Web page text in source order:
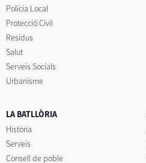
Policia Local
Protecció Civil
Residus
Salut
Serveis Socials
Urbanisme
LA BATLLÒRIA
Història
Serveis
Consell de poble